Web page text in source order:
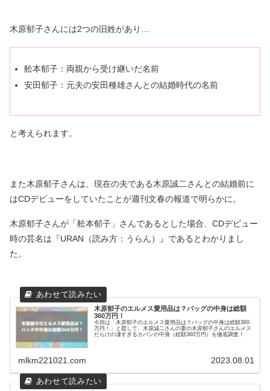
木原郁子さんには2つの旧姓があり…
舩本郁子：両親から受け継いだ名前
安田郁子：元夫の安田種雄さんとの結婚時代の名前
と考えられます。
また木原郁子さんは、現在の夫である木原誠二さんとの結婚前に
はCDデビューをしていたことが週刊文春の報道で明らかに。
木原郁子さんが「舩本郁子」さんであるとした場合、CDデビュー
時の芸名は『URAN（読み方：うらん）』であるとわかりまし
た。
木原郁子のエルメス愛用品は？バッグの中身は総額
360万円！
今回は「木原郁子のエルメス愛用品は？バッグの中身は総額360
万円！」と題して、木原誠二さんの妻の木原郁子さんのエルメス
だらけの凄すぎるカバンの中身（総額360万円）を徹底調査！
mlkm221021.com 2023.08.01